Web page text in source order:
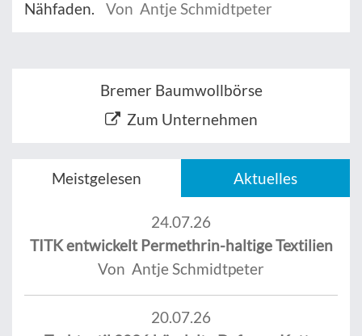
Nähfaden.
Von Antje Schmidtpeter
Bremer Baumwollbörse
Zum Unternehmen
Meistgelesen Aktuelles
24.07.26
TITK entwickelt Permethrin-haltige Textilien
Von Antje Schmidtpeter
20.07.26